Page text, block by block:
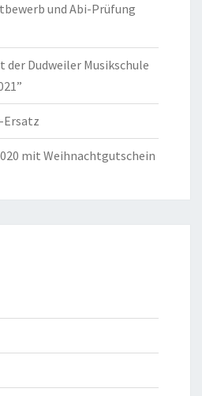
und Abi-Prüfung
der Dudweiler Musikschule
mit Weihnachtgutschein